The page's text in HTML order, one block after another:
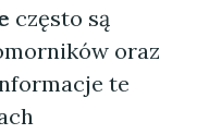
często są
oraz
te